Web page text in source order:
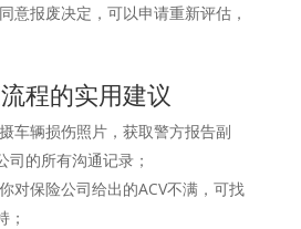
意报废决定，可以申请重新评估，
程的实用建议
车辆损伤照片，获取警方报告副
司的所有沟通记录；
对保险公司给出的ACV不满，可找
；